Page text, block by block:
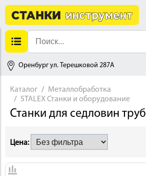
Оренбург ул. Терешковой 287А
Каталог
Металлобработка
STALEX Станки и оборудование
Станки для седловин труб
Цена: